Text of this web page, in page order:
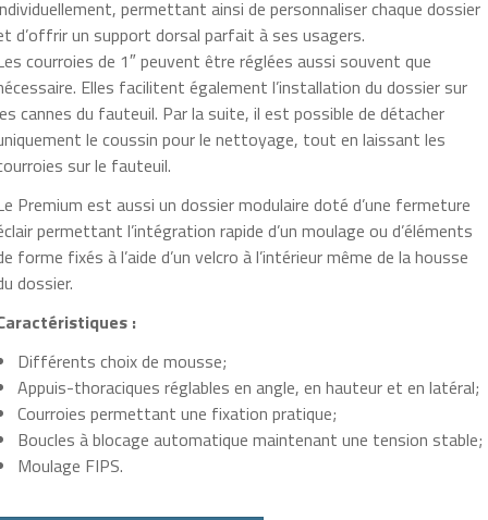
dossier.
:
Différents choix de mousse;
Appuis-thoraciques réglables en angle, en hauteur et en latéral;
Courroies permettant une fixation pratique;
Moulage FIPS.
Télécharger le bon de commande